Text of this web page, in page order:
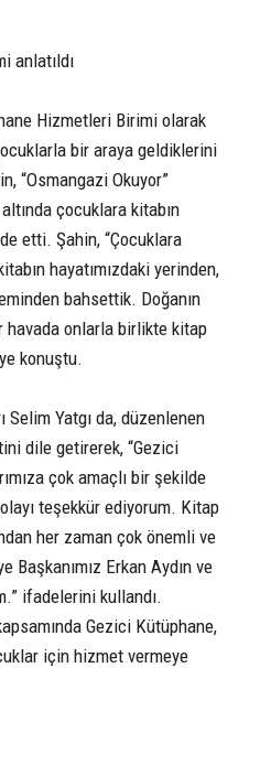
anlatıldı
Hizmetleri Birimi olarak
bir araya geldiklerini
“Osmangazi Okuyor”
çocuklara kitabın
etti. Şahin, “Çocuklara
hayatımızdaki yerinden,
bahsettik. Doğanın
onlarla birlikte kitap
konuştu.
Yatgı da, düzenlenen
dile getirerek, “Gezici
çok amaçlı bir şekilde
teşekkür ediyorum. Kitap
her zaman çok önemli ve
Başkanımız Erkan Aydın ve
ifadelerini kullandı.
Gezici Kütüphane,
için hizmet vermeye